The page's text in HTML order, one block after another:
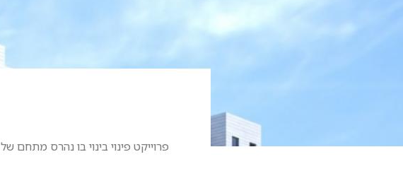
פרוייקט פינוי בינוי בו נהרס מתחם של 36 יחידות דיור ובמקומו נבנים 111 יחידות דיור חדשות בסטנדרט גבוה.